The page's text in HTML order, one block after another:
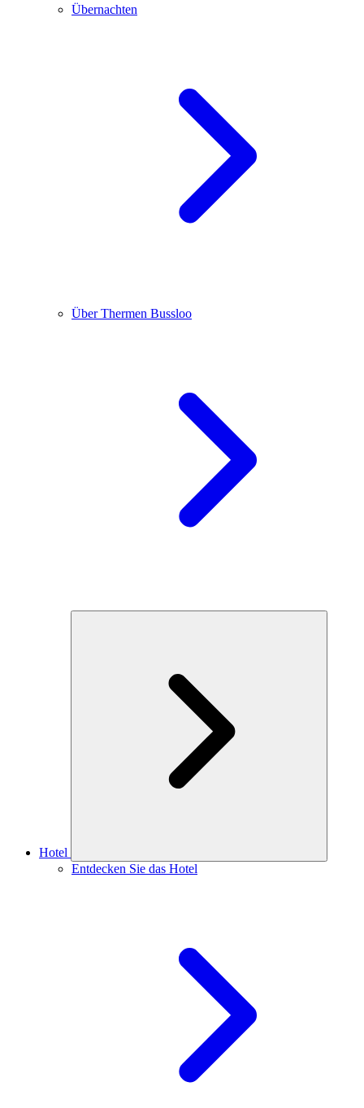
Übernachten
Über Thermen Bussloo
Hotel
Entdecken Sie das Hotel